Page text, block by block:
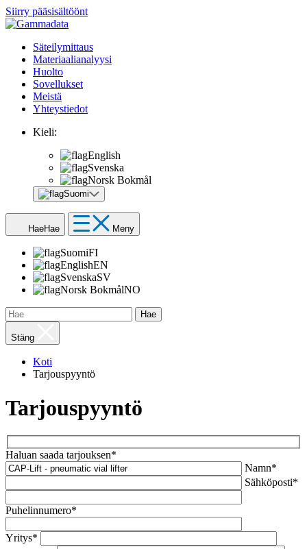
Siirry pääsisältöönt
Säteilymittaus
Materiaalianalyysi
Huolto
Sovellukset
Meistä
Yhteystiedot
Kieli:
English
Svenska
Norsk Bokmål
Suomi
HaeHae Meny
SuomiFI
EnglishEN
SvenskaSV
Norsk BokmålNO
Hae
Stäng
Koti
Tarjouspyyntö
Tarjouspyyntö
Haluan saada tarjouksen*
Namn*
Sähköposti*
Puhelinnumero*
Yritys*